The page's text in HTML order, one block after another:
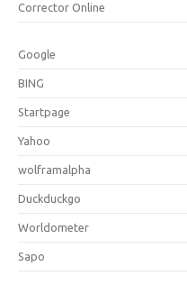
Corrector Online
Google
BING
Startpage
Yahoo
wolframalpha
Duckduckgo
Worldometer
Sapo